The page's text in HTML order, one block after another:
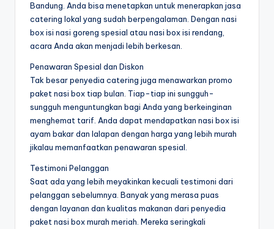
Bandung. Anda bisa menetapkan untuk menerapkan jasa
catering lokal yang sudah berpengalaman. Dengan nasi
box isi nasi goreng spesial atau nasi box isi rendang,
acara Anda akan menjadi lebih berkesan.
Penawaran Spesial dan Diskon
Tak besar penyedia catering juga menawarkan promo
paket nasi box tiap bulan. Tiap-tiap ini sungguh-
sungguh menguntungkan bagi Anda yang berkeinginan
menghemat tarif. Anda dapat mendapatkan nasi box isi
ayam bakar dan lalapan dengan harga yang lebih murah
jikalau memanfaatkan penawaran spesial.
Testimoni Pelanggan
Saat ada yang lebih meyakinkan kecuali testimoni dari
pelanggan sebelumnya. Banyak yang merasa puas
dengan layanan dan kualitas makanan dari penyedia
paket nasi box murah meriah. Mereka seringkali